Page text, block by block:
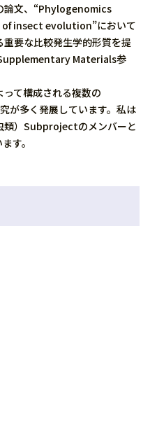
論文、“Phylogenomics
insect evolution”において
要な比較発生学的形質を提
Materials参
て構成される複数の
が多く発展しています。私は
類）Subprojectのメンバーと
す。